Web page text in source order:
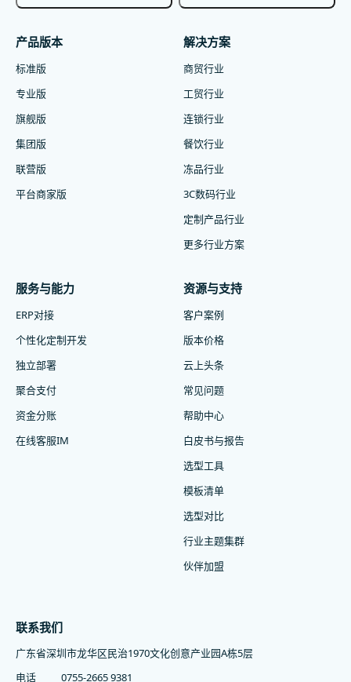
产品版本
标准版
专业版
旗舰版
集团版
联营版
平台商家版
解决方案
商贸行业
工贸行业
连锁行业
餐饮行业
冻品行业
3C数码行业
定制产品行业
更多行业方案
服务与能力
ERP对接
个性化定制开发
独立部署
聚合支付
资金分账
在线客服IM
资源与支持
客户案例
版本价格
云上头条
常见问题
帮助中心
白皮书与报告
选型工具
模板清单
选型对比
行业主题集群
伙伴加盟
联系我们
广东省深圳市龙华区民治1970文化创意产业园A栋5层
电话
0755-2665 9381